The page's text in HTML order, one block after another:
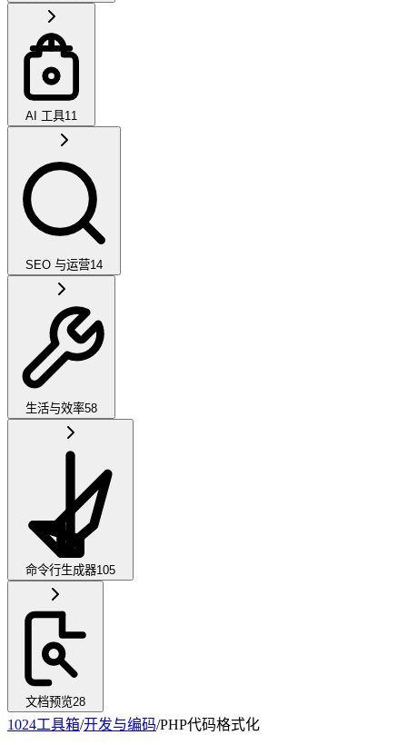
AI 工具11
SEO 与运营14
生活与效率58
命令行生成器105
文档预览28
1024工具箱/开发与编码/PHP代码格式化